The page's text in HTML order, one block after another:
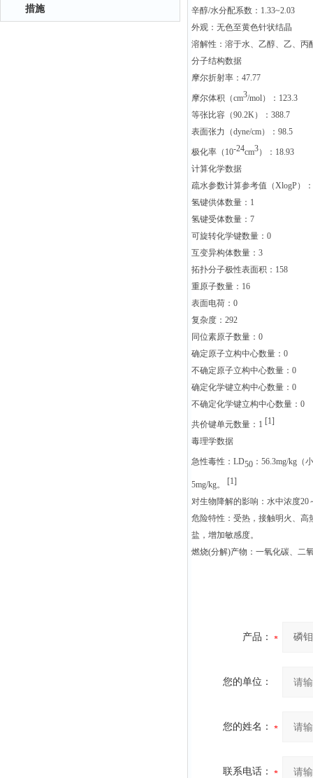
措施
辛醇/水分配系数：1.33~2.03
外观：无色至黄色针状结晶
溶解性：溶于水、乙醇、乙、丙
分子结构数据
摩尔折射率：47.77
摩尔体积（cm3/mol）：123.3
等张比容（90.2K）：388.7
表面张力（dyne/cm）：98.5
极化率（10-24cm3）：18.93
计算化学数据
疏水参数计算参考值（XlogP）
氢键供体数量：1
氢键受体数量：7
可旋转化学键数量：0
互变异构体数量：3
拓扑分子极性表面积：158
重原子数量：16
表面电荷：0
复杂度：292
同位素原子数量：0
确定原子立构中心数量：0
不确定原子立构中心数量：0
确定化学键立构中心数量：0
不确定化学键立构中心数量：0
共价键单元数量：1 [1]
毒理学数据
急性毒性：LD50 ：56.3mg/kg（
5mg/kg。 [1]
对生物降解的影响：水中浓度20
危险特性：受热，接触明火、高
盐，增加敏感度。
燃烧(分解)产物：一氧化碳、二
产品：
您的单位：
您的姓名：
联系电话：